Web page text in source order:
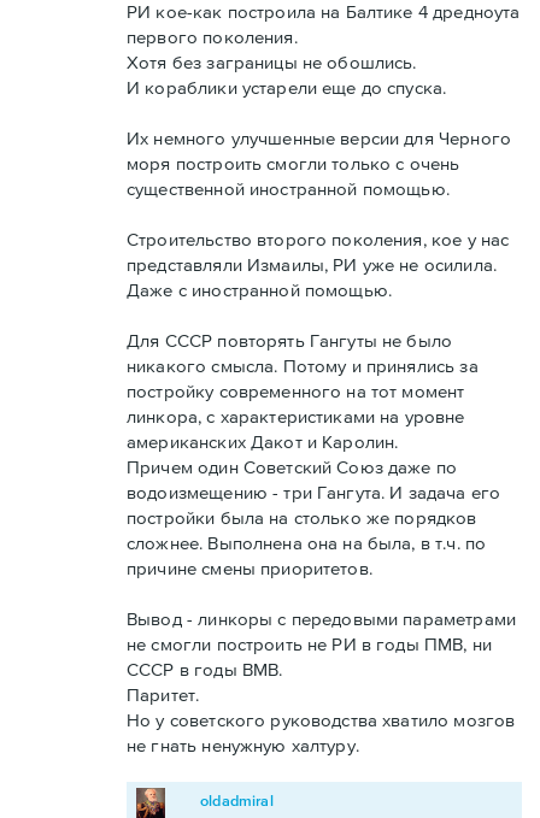
РИ кое-как построила на Балтике 4 дредноута
первого поколения.
Хотя без заграницы не обошлись.
И кораблики устарели еще до спуска.
Их немного улучшенные версии для Черного
моря построить смогли только с очень
существенной иностранной помощью.
Строительство второго поколения, кое у нас
представляли Измаилы, РИ уже не осилила.
Даже с иностранной помощью.
Для СССР повторять Гангуты не было
никакого смысла. Потому и принялись за
постройку современного на тот момент
линкора, с характеристиками на уровне
американских Дакот и Каролин.
Причем один Советский Союз даже по
водоизмещению - три Гангута. И задача его
постройки была на столько же порядков
сложнее. Выполнена она на была, в т.ч. по
причине смены приоритетов.
Вывод - линкоры с передовыми параметрами
не смогли построить не РИ в годы ПМВ, ни
СССР в годы ВМВ.
Паритет.
Но у советского руководства хватило мозгов
не гнать ненужную халтуру.
oldadmiral